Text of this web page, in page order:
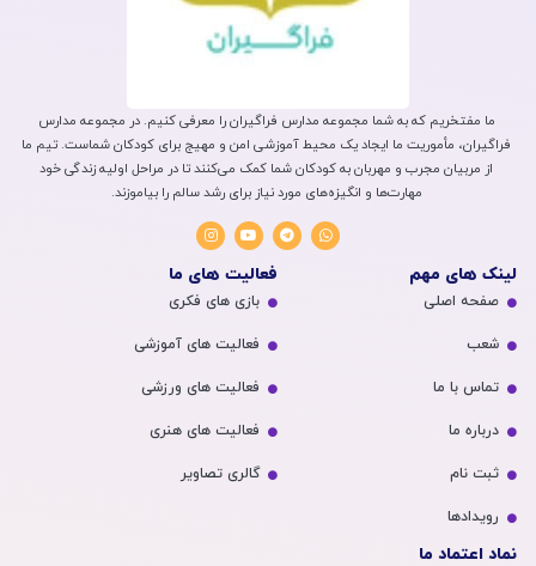
ما مفتخریم که به شما مجموعه مدارس فراگیران را معرفی کنیم. در مجموعه مدارس
فراگیران، مأموریت ما ایجاد یک محیط آموزشی امن و مهیج برای کودکان شماست. تیم ما
از مربیان مجرب و مهربان به کودکان شما کمک می‌کنند تا در مراحل اولیه زندگی خود
مهارت‌ها و انگیزه‌های مورد نیاز برای رشد سالم را بیاموزند.
لینک های مهم
صفحه اصلی
شعب
تماس با ما
درباره ما
ثبت نام
رویداد‌ها
فعالیت های ما
بازی های فکری
فعالیت های آموزشی
فعالیت های ورزشی
فعالیت های هنری
گالری تصاویر
نماد اعتماد ما